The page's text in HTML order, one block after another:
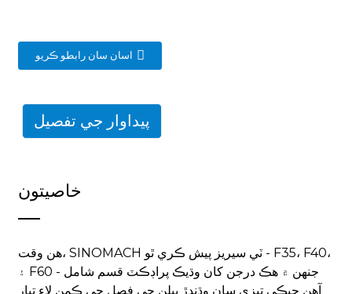
اسان سان رابطو ڪريو
پيداوار جي تفصيل
خاصيتون
هن وقت، SINOMACH ٽي سيريز پيش ڪري ٿو - F35، F40،
۽ F60 - جنهن ۾ هڪ درجن کان وڌيڪ پراڊڪٽ قسم شامل
آهن جيڪي تيزي سان وڌندڙ ٻيلن جي فصل جي ڪمن لاءِ تيار